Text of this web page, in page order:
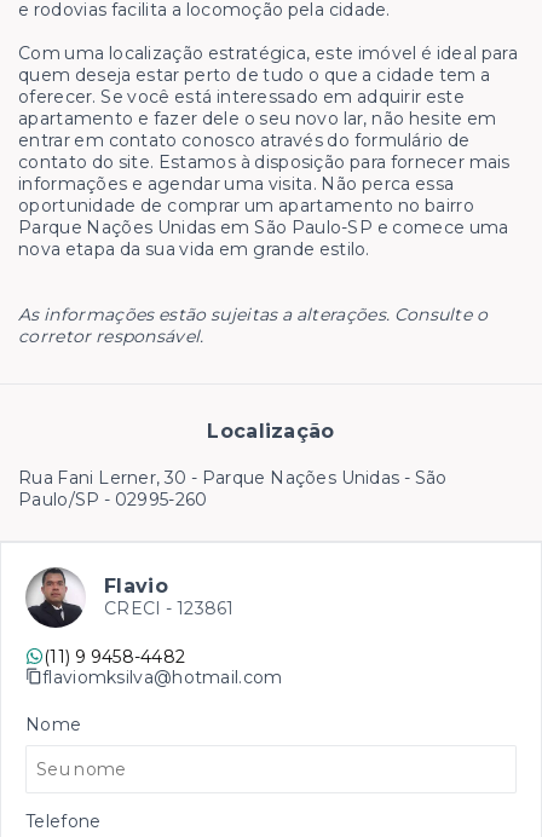
e rodovias facilita a locomoção pela cidade.
Com uma localização estratégica, este imóvel é ideal para
quem deseja estar perto de tudo o que a cidade tem a
oferecer. Se você está interessado em adquirir este
apartamento e fazer dele o seu novo lar, não hesite em
entrar em contato conosco através do formulário de
contato do site. Estamos à disposição para fornecer mais
informações e agendar uma visita. Não perca essa
oportunidade de comprar um apartamento no bairro
Parque Nações Unidas em São Paulo-SP e comece uma
nova etapa da sua vida em grande estilo.
As informações estão sujeitas a alterações. Consulte o
corretor responsável.
Localização
Rua Fani Lerner, 30 - Parque Nações Unidas - São
Paulo/SP - 02995-260
Flavio
CRECI - 123861
(11) 9 9458-4482
flaviomksilva@hotmail.com
Nome
Telefone